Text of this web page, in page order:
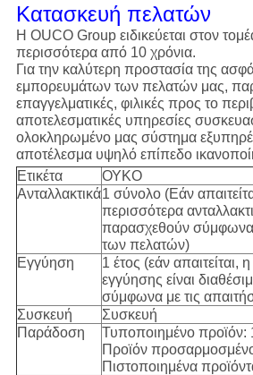
Κατασκευή πελατών
Η OUCO Group ειδικεύεται στον
περισσότερα από 10 χρόνια.
Για την καλύτερη προστασία της
εμπορευμάτων των πελατών μας,
επαγγελματικές, φιλικές προς το
αποτελεσματικές υπηρεσίες
ολοκληρωμένο μας σύστημα
αποτέλεσμα υψηλό επίπεδο
Ετικέτα
ΟΥΚΟ
Ανταλλακτικά1 σύνολο (Εάν
περισσότερα
παρασχεθούν σύμφωνα
των πελατών)
Εγγύηση
1 έτος (εάν απαιτείται,
εγγύησης είναι
σύμφωνα με τις
Συσκευή
Συσκευή
Παράδοση
Τυποποιημένο προϊόν:
Προϊόν
Πιστοποιημένα